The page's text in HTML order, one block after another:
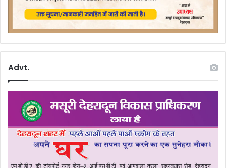
Advt.